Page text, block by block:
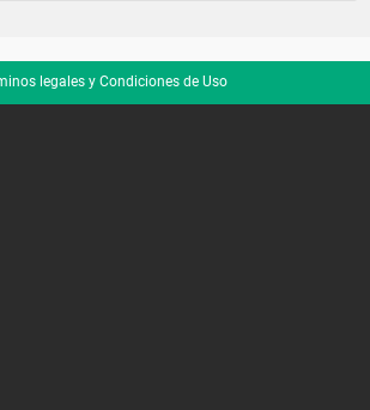
legales y Condiciones de Uso